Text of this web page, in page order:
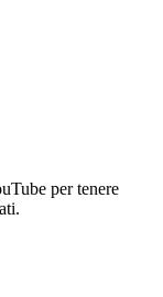
per tenere